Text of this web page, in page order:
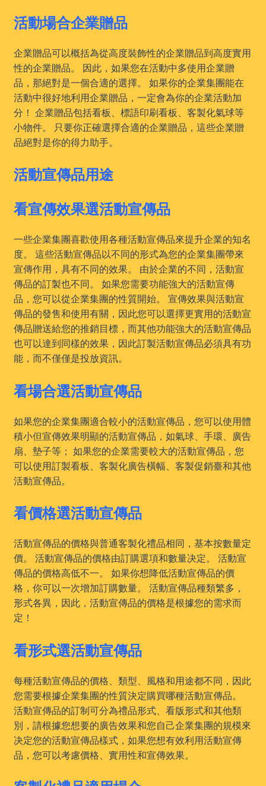
活動場合企業贈品
企業贈品可以概括為從高度裝飾性的企業贈品到高度實用
性的企業贈品。 因此，如果您在活動中多使用企業贈
品，那絕對是一個合適的選擇。 如果你的企業集團能在
活動中很好地利用企業贈品，一定會為你的企業活動加
分！ 企業贈品包括看板、標語印刷看板、客製化氣球等
小物件。 只要你正確選擇合適的企業贈品，這些企業贈
品絕對是你的得力助手。
活動宣傳品用途
看宣傳效果選活動宣傳品
一些企業集團喜歡使用各種活動宣傳品來提升企業的知名
度。 這些活動宣傳品以不同的形式為您的企業集團帶來
宣傳作用，具有不同的效果。 由於企業的不同，活動宣
傳品的訂製也不同。 如果您需要功能強大的活動宣傳
品，您可以從企業集團的性質開始。 宣傳效果與活動宣
傳品的發售和使用有關，因此您可以選擇更實用的活動宣
傳品贈送給您的推銷目標，而其他功能強大的活動宣傳品
也可以達到同樣的效果，因此訂製活動宣傳品必須具有功
能，而不僅僅是投放資訊。
看場合選活動宣傳品
如果您的企業集團適合較小的活動宣傳品，您可以使用體
積小但宣傳效果明顯的活動宣傳品，如氣球、手環、廣告
扇、墊子等； 如果您的企業需要較大的活動宣傳品，您
可以使用訂製看板、客製化廣告橫幅、客製促銷臺和其他
活動宣傳品。
看價格選活動宣傳品
活動宣傳品的價格與普通客製化禮品相同，基本按數量定
價。 活動宣傳品的價格由訂購選項和數量决定。 活動宣
傳品的價格高低不一。 如果你想降低活動宣傳品的價
格，你可以一次增加訂購數量。 活動宣傳品種類繁多，
形式各異，因此，活動宣傳品的價格是根據您的需求而
定！
看形式選活動宣傳品
每種活動宣傳品的價格、類型、風格和用途都不同，因此
您需要根據企業集團的性質決定購買哪種活動宣傳品。
活動宣傳品的訂制可分為禮品形式、看版形式和其他類
別，請根據您想要的廣告效果和您自己企業集團的規模來
决定您的活動宣傳品樣式，如果您想有效利用活動宣傳
品，您可以考慮價格、實用性和宣傳效果。